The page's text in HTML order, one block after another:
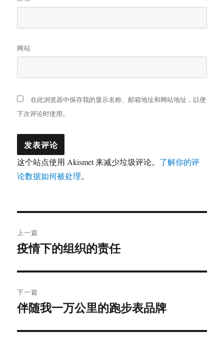
网站
在此浏览器中保存我的显示名称、邮箱地址和网站地址，以便
下次评论时使用。
这个站点使用 Akismet 来减少垃圾评论。 了解你的评
论数据如何被处理。
章
航
上一篇
上
文
章：
疫情下的组织的责任
下一篇
下
文
伴随我一万公里的跑步表品牌